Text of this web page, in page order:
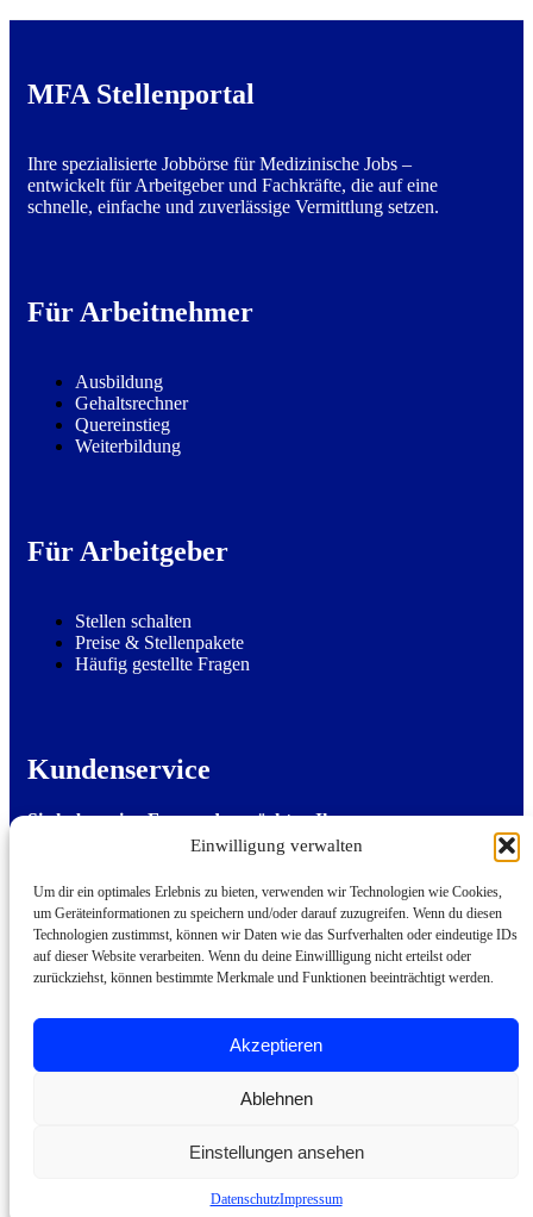
Einwilligung verwalten
Um dir ein optimales Erlebnis zu bieten, verwenden wir Technologien wie Cookies,
um Geräteinformationen zu speichern und/oder darauf zuzugreifen. Wenn du diesen
Technologien zustimmst, können wir Daten wie das Surfverhalten oder eindeutige IDs
auf dieser Website verarbeiten. Wenn du deine Einwillligung nicht erteilst oder
zurückziehst, können bestimmte Merkmale und Funktionen beeinträchtigt werden.
Akzeptieren
Ablehnen
Einstellungen ansehen
DatenschutzImpressum
MFA Stellenportal
Ihre spezialisierte Jobbörse für Medizinische Jobs –
entwickelt für Arbeitgeber und Fachkräfte, die auf eine
schnelle, einfache und zuverlässige Vermittlung setzen.
Für Arbeitnehmer
Ausbildung
Gehaltsrechner
Quereinstieg
Weiterbildung
Für Arbeitgeber
Stellen schalten
Preise & Stellenpakete
Häufig gestellte Fragen
Kundenservice
Sie haben eine Frage oder möchten Ihre
Stellenanzeige per E-Mail einreichen?
8:00 bis 18:00 Uhr per E-Mail.
Kundenservice kontaktieren
© 2026 Alle Rechte vorbehalten.
AGB|Datenschutz |Impressum